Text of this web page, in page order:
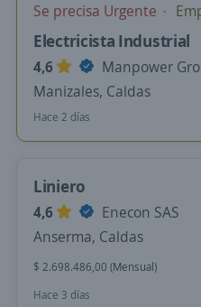
Se precisa Urgente
Electricista Industrial
4,6
Manpower
Manizales, Caldas
Hace 2 días
Liniero
4,6
Enecon SAS
Anserma, Caldas
$ 2.698.486,00 (Mensual)
Hace 3 días